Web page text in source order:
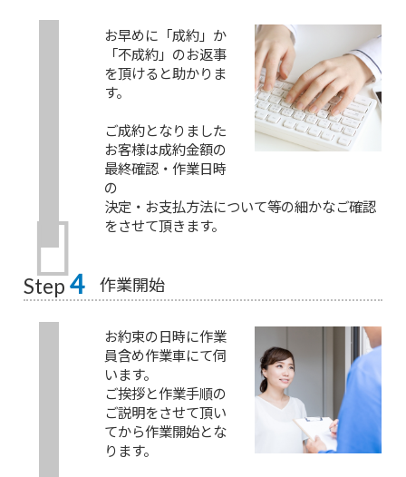
お早めに「成約」か
「不成約」のお返事
を頂けると助かりま
す。
ご成約となりました
お客様は成約金額の
最終確認・作業日時
の
決定・お支払方法について等の細かなご確認
をさせて頂きます。
Step 4 作業開始
お約束の日時に作業
員含め作業車にて伺
います。
ご挨拶と作業手順の
ご説明をさせて頂い
てから作業開始とな
ります。